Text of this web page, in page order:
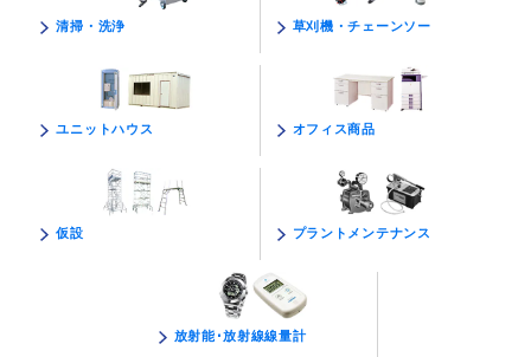
清掃・洗浄 草刈機・チェーンソー
ユニットハウス オフィス商品
仮設 プラントメンテナンス
放射能･放射線線量計